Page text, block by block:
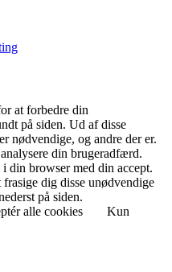
at forbedre din
på siden. Ud af disse
nødvendige, og andre der er.
din brugeradfærd.
din browser med din accept.
dig disse unødvendige
på siden.
alle cookies
Kun